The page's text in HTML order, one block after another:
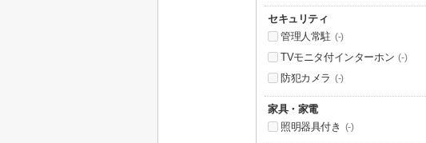
セキュリティ
管理人常駐 (-)
TVモニタ付インターホン (-)
防犯カメラ (-)
家具・家電
照明器具付き
(-)